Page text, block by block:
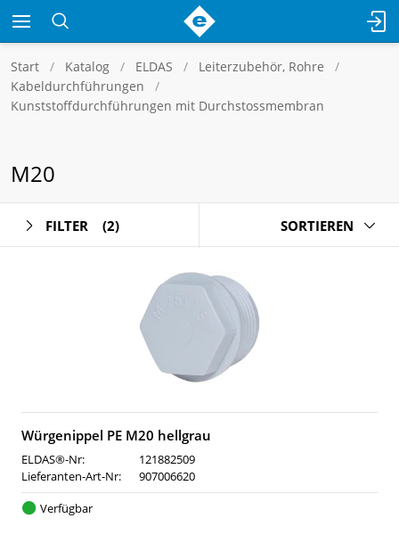
Start Katalog ELDAS
Leiterzubehör, Rohre
Kabeldurchführungen
Kunststoffdurchführungen mit Durchstossmembran
M20
FILTER (2) SORTIEREN
Würgenippel PE M20 hellgrau
ELDAS®-Nr:
121882509
Lieferanten-Art-Nr:
907006620
Verfügbar